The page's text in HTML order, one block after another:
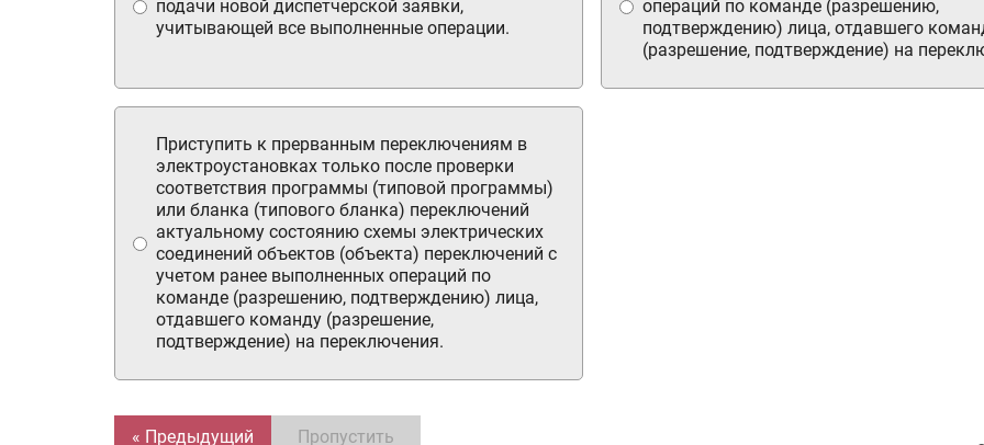
Приступить к прерванным переключениям в
электроустановках только после проверки
соответствия программы (типовой программы)
или бланка (типового бланка) переключений
актуальному состоянию схемы электрических
соединений объектов (объекта) переключений с
учетом ранее выполненных операций по
команде (разрешению, подтверждению) лица,
отдавшего команду (разрешение,
подтверждение) на переключения.
подачи новой диспетчерской заявки,
учитывающей все выполненные операции.
операций по команде (разрешению,
подтверждению) лица, отдавшего
(разрешение, подтверждение) на
« Предыдущий Пропустить